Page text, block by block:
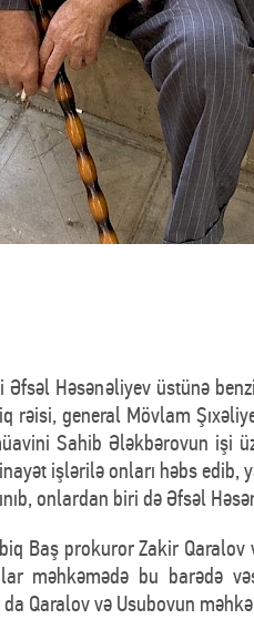
Həsənəliyev üstünə
general Mövlam
Sahib Ələkbərovun işi
işlərilə onları həbs
onlardan biri də Əfsəl
Baş prokuror Zakir
məhkəmədə bu barədə
Qaralov və Usubovun